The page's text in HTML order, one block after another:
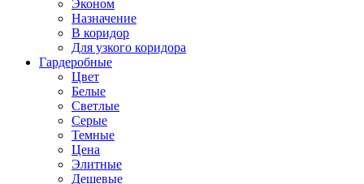
Эконом
Назначение
В коридор
Для узкого коридора
Гардеробные
Цвет
Белые
Светлые
Серые
Темные
Цена
Элитные
Дешевые